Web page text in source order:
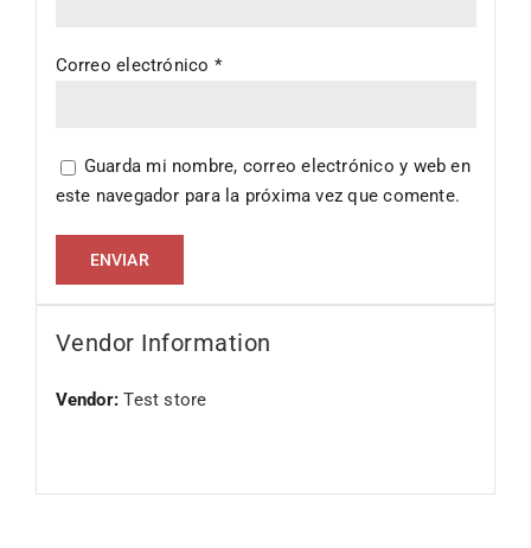
Correo electrónico *
Guarda mi nombre, correo electrónico y web en
este navegador para la próxima vez que comente.
Vendor Information
Vendor:Test store